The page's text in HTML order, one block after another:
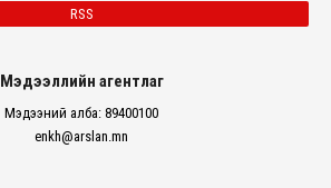
RSS
Мэдээллийн агентлаг
Мэдээний алба: 89400100
enkh@arslan.mn